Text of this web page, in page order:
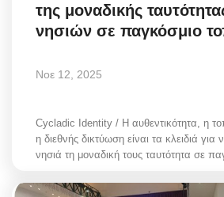
της μοναδικής
νησιών σε παγκόσμιο
Νοε 12, 2025
Cycladic Identity / Η αυθεντικότητα, η
η διεθνής δικτύωση είναι τα κλειδιά για
νησιά τη μοναδική τους ταυτότητα σε